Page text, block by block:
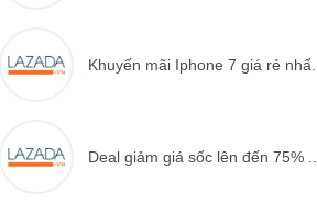
Khuyến mãi Iphone 7 giá rẻ nhấ...
Deal giảm giá sốc lên đến 75% ...